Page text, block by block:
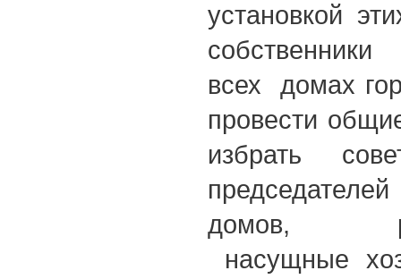
установкой
всех домах
провести
избрать
домов,
насущные